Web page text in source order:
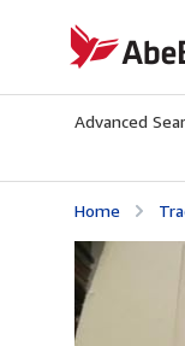
AbeBooks.com
Advanced
Home